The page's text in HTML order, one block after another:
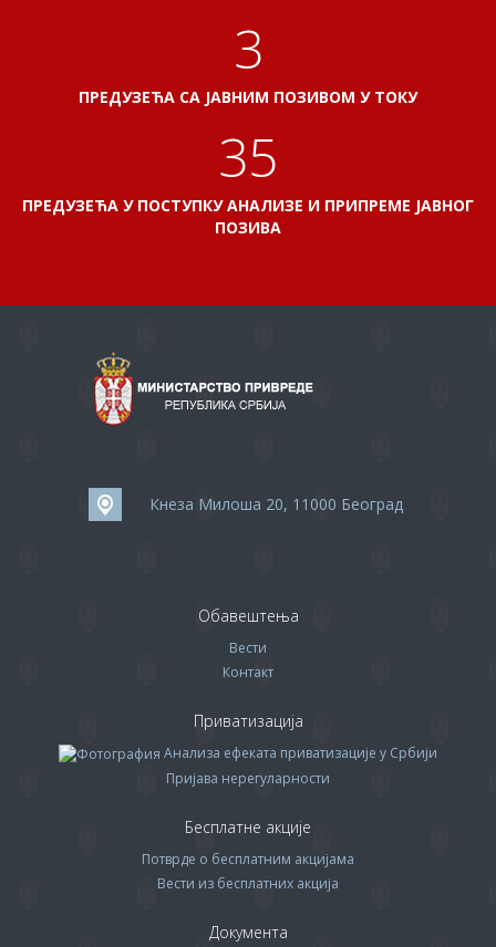
3
ПРЕДУЗЕЋА СА ЈАВНИМ ПОЗИВОМ У ТОКУ
38
ПРЕДУЗЕЋА У ПОСТУПКУ АНАЛИЗЕ И ПРИПРЕМЕ ЈАВНОГ
ПОЗИВА
Кнеза Милоша 20, 11000 Београд
Обавештења
Вести
Контакт
Приватизација
Анализа ефеката приватизације у Србији
Пријава нерегуларности
Бесплатне акције
Потврде о бесплатним акцијама
Вести из бесплатних акција
Документа